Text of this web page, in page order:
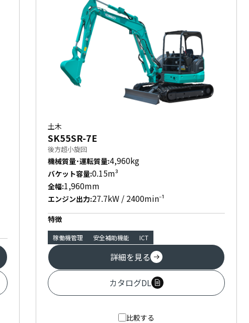
土木
SK55SR-7E
後方超小旋回
機械質量･運転質量:4,960kg
バケット容量:0.15m³
全幅:1,960mm
エンジン出力:27.7kW / 2400min⁻¹
特徴
稼働機管理 安全補助機能 ICT
詳細を見る
カタログDL
比較する